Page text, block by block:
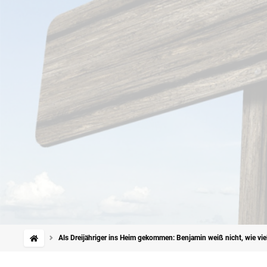
Als Dreijähriger ins Heim gekommen: Benjamin weiß nicht, wie